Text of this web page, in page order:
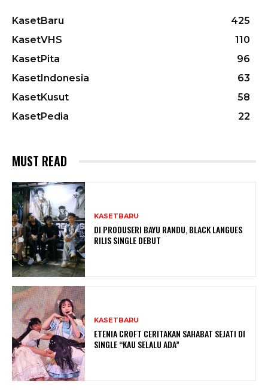
KasetBaru
425
KasetVHS
110
KasetPita
96
KasetIndonesia
63
KasetKusut
58
KasetPedia
22
MUST READ
KASETBARU
DI PRODUSERI BAYU RANDU, BLACK LANGUES
RILIS SINGLE DEBUT
KASETBARU
ETENIA CROFT CERITAKAN SAHABAT SEJATI DI
SINGLE “KAU SELALU ADA”